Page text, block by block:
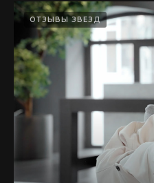
Получить консультацию
ОТЗЫВЫ ЗВЕЗД